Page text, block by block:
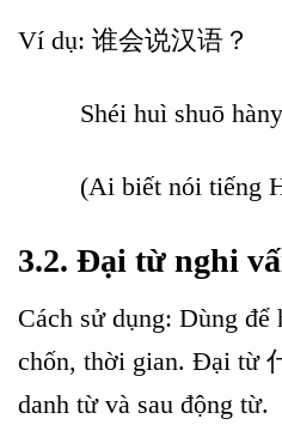
Ví dụ: 谁会说汉语？
Shéi huì shuō
(Ai biết nói tiếng
3.2. Đại từ nghi
Cách sử dụng: Dùng
chốn, thời gian. Đại từ
danh từ và sau động từ.